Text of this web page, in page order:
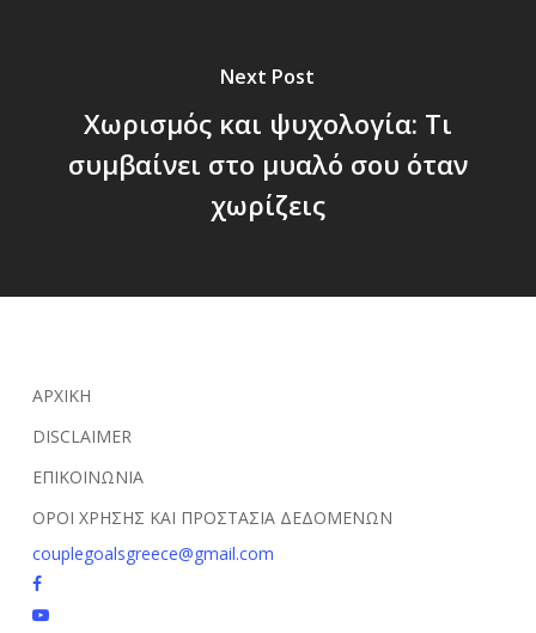
Next Post
Χωρισμός και ψυχολογία: Τι
συμβαίνει στο μυαλό σου όταν
χωρίζεις
ΑΡΧΙΚΗ
DISCLAIMER
ΕΠΙΚΟΙΝΩΝΙΑ
ΟΡΟΙ ΧΡΗΣΗΣ ΚΑΙ ΠΡΟΣΤΑΣΙΑ ΔΕΔΟΜΕΝΩΝ
couplegoalsgreece@gmail.com
facebook
youtube